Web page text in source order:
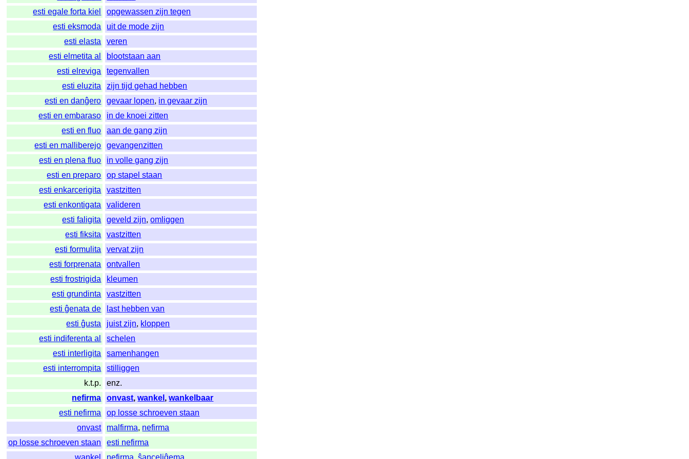
esti egale forta kiel
opgewassen zijn tegen
esti eksmoda
uit de mode zijn
esti elasta
veren
esti elmetita al
blootstaan aan
esti elreviga
tegenvallen
esti eluzita
zijn tijd gehad hebben
esti en danĝero
gevaar lopen, in gevaar zijn
esti en embaraso
in de knoei zitten
esti en fluo
aan de gang zijn
esti en malliberejo
gevangenzitten
esti en plena fluo
in volle gang zijn
esti en preparo
op stapel staan
esti enkarcerigita
vastzitten
esti enkontigata
valideren
esti faligita
geveld zijn,omliggen
esti fiksita
vastzitten
esti formulita
vervat zijn
esti forprenata
ontvallen
esti frostrigida
kleumen
esti grundinta
vastzitten
esti ĝenata de
last hebben van
esti ĝusta
juist zijn, kloppen
esti indiferenta al
schelen
esti interligita
samenhangen
esti interrompita
stilliggen
k.t.p.
enz.
nefirma
onvast,wankel ,wankelbaar
esti nefirma
op losse schroeven staan
onvast
malfirma, nefirma
op losse schroeven staan
esti nefirma